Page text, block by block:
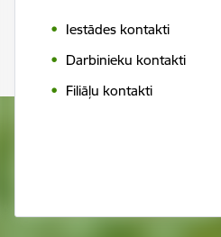
Iestādes kontakti
Darbinieku kontakti
Filiāļu kontakti